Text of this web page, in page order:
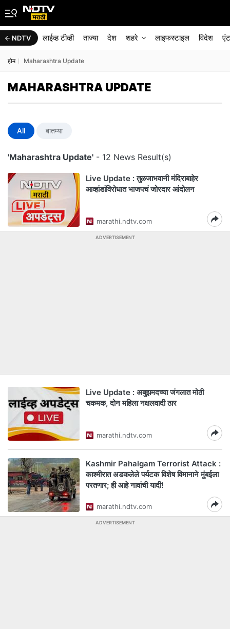
NDTV लाईव्ह टीव्ही ताज्या देश शहरे लाइफस्टाइल विदेश
होम Maharashtra Update
MAHARASHTRA UPDATE
All बातम्या
'Maharashtra Update' - 12 News Result(s)
Live Update : तुळजाभवानी मंदिराबाहेर
आव्हांडांविरोधात भाजपचं जोरदार आंदोलन
marathi.ndtv.com
ADVERTISEMENT
Live Update : अबुझमदच्या जंगलात मोठी
चकमक, दोन महिला नक्षलवादी ठार
marathi.ndtv.com
Kashmir Pahalgam Terrorist Attack :
काश्मीरात अडकलेले पर्यटक विशेष विमानाने मुंबईला
परतणार; ही आहे नावांची यादी!
marathi.ndtv.com
ADVERTISEMENT